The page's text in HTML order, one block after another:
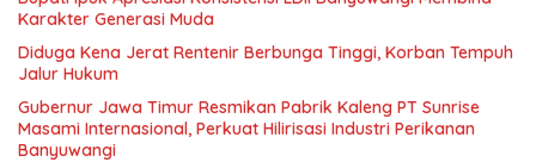
Karakter Generasi Muda
Diduga Kena Jerat Rentenir Berbunga Tinggi, Korban Tempuh
Jalur Hukum
Gubernur Jawa Timur Resmikan Pabrik Kaleng PT Sunrise
Masami Internasional, Perkuat Hilirisasi Industri Perikanan
Banyuwangi